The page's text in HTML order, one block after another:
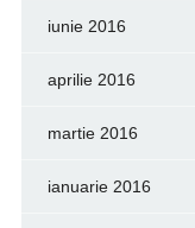
iunie 2016
aprilie 2016
martie 2016
ianuarie 2016